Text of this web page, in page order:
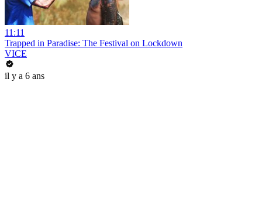
11:11
Trapped in Paradise: The Festival on Lockdown
VICE
il y a 6 ans